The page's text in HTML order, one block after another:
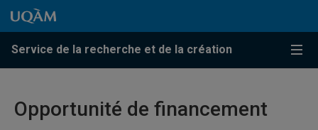
Passer au contenu
Accéder au menu principal
Accéder à la recherche
Passer au contenu
Accéder au menu principal
Service de la recherche et de la création
Menu
Opportunité de financement